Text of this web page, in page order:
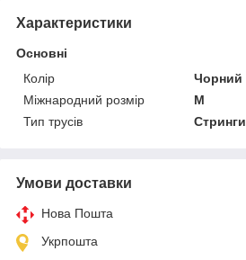
Характеристики
Основні
Колір
Чорний
Міжнародний розмір
M
Тип трусів
Стринги
Умови доставки
Нова Пошта
Укрпошта